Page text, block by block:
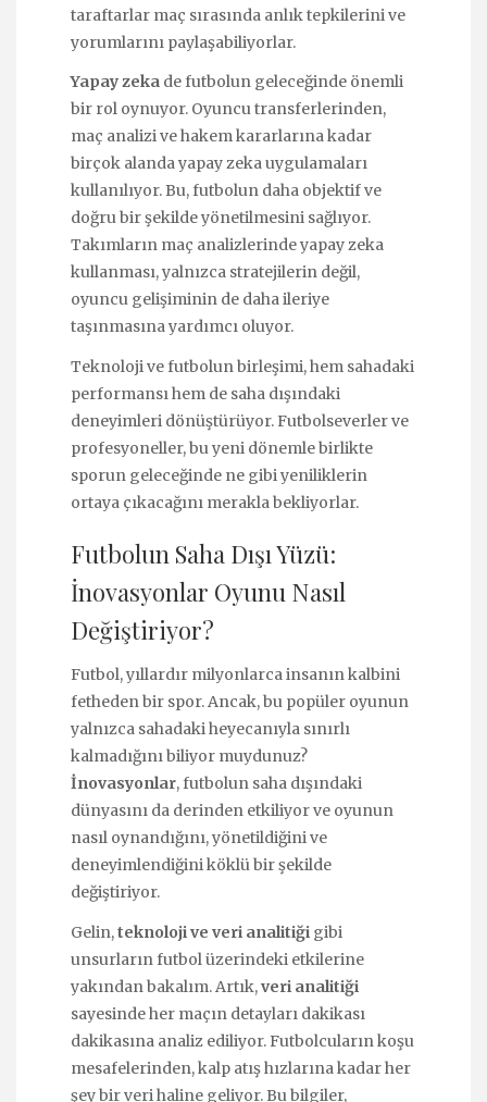
taraftarlar maç sırasında anlık tepkilerini ve
yorumlarını paylaşabiliyorlar.
Yapay zeka de futbolun geleceğinde önemli
bir rol oynuyor. Oyuncu transferlerinden,
maç analizi ve hakem kararlarına kadar
birçok alanda yapay zeka uygulamaları
kullanılıyor. Bu, futbolun daha objektif ve
doğru bir şekilde yönetilmesini sağlıyor.
Takımların maç analizlerinde yapay zeka
kullanması, yalnızca stratejilerin değil,
oyuncu gelişiminin de daha ileriye
taşınmasına yardımcı oluyor.
Teknoloji ve futbolun birleşimi, hem sahadaki
performansı hem de saha dışındaki
deneyimleri dönüştürüyor. Futbolseverler ve
profesyoneller, bu yeni dönemle birlikte
sporun geleceğinde ne gibi yeniliklerin
ortaya çıkacağını merakla bekliyorlar.
Futbolun Saha Dışı Yüzü:
İnovasyonlar Oyunu Nasıl
Değiştiriyor?
Futbol, yıllardır milyonlarca insanın kalbini
fetheden bir spor. Ancak, bu popüler oyunun
yalnızca sahadaki heyecanıyla sınırlı
kalmadığını biliyor muydunuz?
İnovasyonlar, futbolun saha dışındaki
dünyasını da derinden etkiliyor ve oyunun
nasıl oynandığını, yönetildiğini ve
deneyimlendiğini köklü bir şekilde
değiştiriyor.
Gelin,teknoloji ve veri analitiği gibi
unsurların futbol üzerindeki etkilerine
yakından bakalım. Artık,veri analitiği
sayesinde her maçın detayları dakikası
dakikasına analiz ediliyor. Futbolcuların koşu
mesafelerinden, kalp atış hızlarına kadar her
şey bir veri haline geliyor. Bu bilgiler,